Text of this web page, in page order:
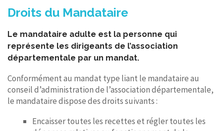
RECHERCHER
CONTACT
Droits du Mandataire
Le mandataire adulte est la personne qui
représente les dirigeants de l’association
départementale par un mandat.
Conformément au mandat type liant le mandataire au
conseil d’administration de l’association départementale,
le mandataire dispose des droits suivants :
Encaisser toutes les recettes et régler toutes les